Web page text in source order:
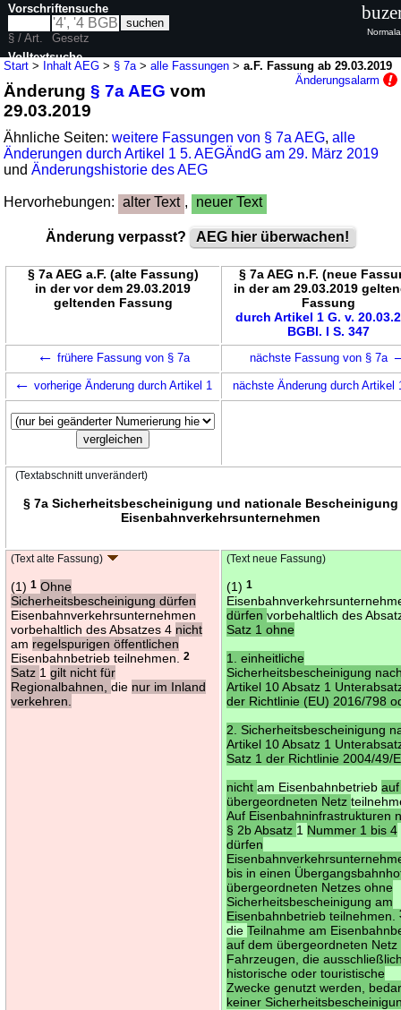
Start > Inhalt AEG > § 7a >alle Fassungen >a.F. Fassung ab 29.03.2019
Änderungsalarm
Änderung§ 7a AEG vom
29.03.2019
Ähnliche Seiten:weitere Fassungen von § 7a AEG,alle
Änderungen durch Artikel 1 5. AEGÄndG am 29. März 2019
undÄnderungshistorie des AEG
Hervorhebungen: alter Text , neuer Text
Änderung verpasst? AEG hier überwachen!
§ 7a AEG a.F. (alte Fassung)
in der vor dem 29.03.2019
geltenden Fassung
§ 7a AEG n.F. (neue
in der am 29.03.2019
Fassung
durch Artikel 1 G. v.
BGBl. I S. 347
← frühere Fassung von § 7a nächste Fassung von § 7a
← vorherige Änderung durch Artikel 1 nächste Änderung durch Artikel
(Textabschnitt unverändert)
§ 7a Sicherheitsbescheinigung und nationale
Eisenbahnverkehrsunternehmen
(Text alte Fassung)
(1)1 Ohne
Sicherheitsbescheinigung dürfen
Eisenbahnverkehrsunternehmen
vorbehaltlich des Absatzes 4 nicht
am regelspurigen öffentlichen
Eisenbahnbetrieb teilnehmen.2
Satz 1gilt nicht für
Regionalbahnen,die nur im Inland
verkehren.
(Text neue Fassung)
(1)1
dürfenvorbehaltlich des
Satz 1 ohne
1. einheitliche
Sicherheitsbescheinigung
Artikel 10 Absatz 1
der Richtlinie (EU) 2016/798
2. Sicherheitsbescheinigung
Artikel 10 Absatz 1
Satz 1 der Richtlinie 2004/49/
nichtam Eisenbahnbetrieb
übergeordneten Netz
Auf Eisenbahninfrastrukturen
§ 2b Absatz 1 Nummer 1 bis 4
dürfen
bis in einen
übergeordneten Netzes ohne
Sicherheitsbescheinigung am
Eisenbahnbetrieb teilnehmen.
dieTeilnahme am
auf dem übergeordneten Netz
Fahrzeugen, die
historische oder touristische
Zwecke genutzt werden,
keiner
Vorschriftensuche
§ / Art.
Gesetz
Volltextsuche
nur in AEG